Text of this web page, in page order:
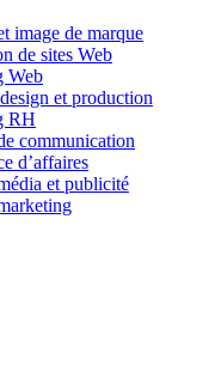
image de marque
de sites Web
Web
et production
RH
communication
d’affaires
et publicité